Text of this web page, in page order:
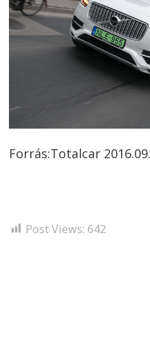
Forrás:Totalcar
Post Views: 642